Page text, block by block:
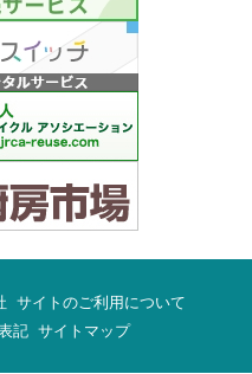
サイトのご利用について
記 サイトマップ